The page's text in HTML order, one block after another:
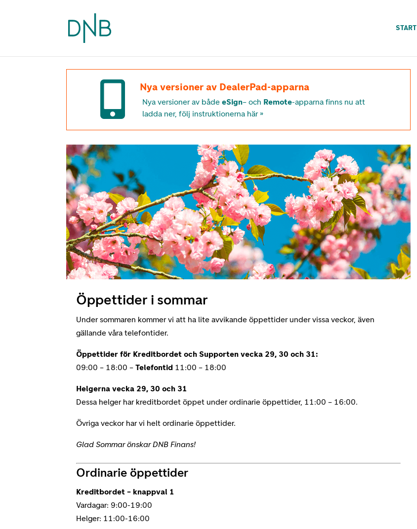
START
 Nya versioner av DealerPad-apparna
Nya versioner av både eSign– och Remote-apparna finns nu att
ladda ner, följ instruktionerna här »
Öppettider i sommar
Under sommaren kommer vi att ha lite avvikande öppettider under vissa veckor, även
gällande våra telefontider.
Öppettider för Kreditbordet och Supporten vecka 29, 30 och 31:
09:00 – 18:00 –Telefontid 11:00 – 18:00
Helgerna vecka 29, 30 och 31
Dessa helger har kreditbordet öppet under ordinarie öppettider, 11:00 – 16:00.
Övriga veckor har vi helt ordinarie öppettider.
Glad Sommar önskar DNB Finans!
Ordinarie öppettider
Kreditbordet – knappval 1
Vardagar: 9:00-19:00
Helger: 11:00-16:00